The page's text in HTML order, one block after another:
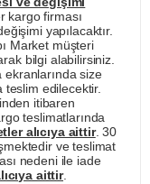
kargo firması
yapılacaktır.
Market müşteri
bilgi alabilirsiniz.
size
edilecektir.
itibaren
teslimatlarında
alıcıya aittir. 30
ve teslimat
nedeni ile iade
aittir.